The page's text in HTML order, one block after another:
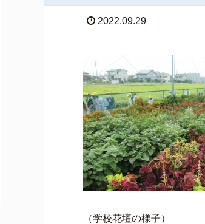
2022.09.29
（学校花壇の様子）